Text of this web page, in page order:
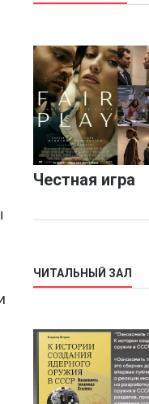
Честная игра
ЧИТАЛЬНЫЙ ЗАЛ